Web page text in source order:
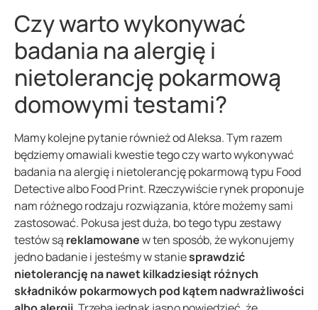
Czy warto wykonywać
badania na alergię i
nietolerancję pokarmową
domowymi testami?
Mamy kolejne pytanie również od Aleksa. Tym razem
będziemy omawiali kwestie tego czy warto wykonywać
badania na alergię i nietolerancję pokarmową typu Food
Detective albo Food Print. Rzeczywiście rynek proponuje
nam różnego rodzaju rozwiązania, które możemy sami
zastosować. Pokusa jest duża, bo tego typu zestawy
testów są reklamowanew ten sposób, że wykonujemy
jedno badanie i jesteśmy w staniesprawdzić
nietolerancję na nawet kilkadziesiąt różnych
składników pokarmowych pod kątem nadwrażliwości